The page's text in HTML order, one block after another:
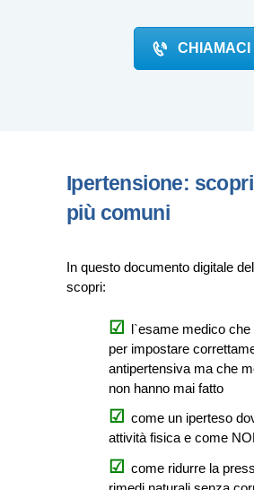
CHIAMACI
Ipertensione:
più comuni
In questo documento digitale del
scopri:
l`esame medico che
per impostare
antipertensiva ma che
non hanno mai fatto
come un iperteso
attività fisica e come
come ridurre la